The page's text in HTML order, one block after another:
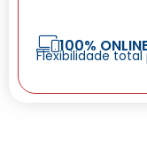
100%
Flexibilidade